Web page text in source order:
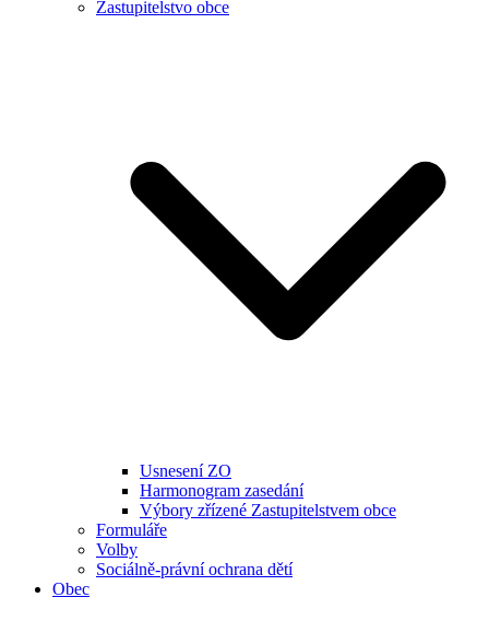
Zastupitelstvo obce
Usnesení ZO
Harmonogram zasedání
Výbory zřízené Zastupitelstvem obce
Formuláře
Volby
Sociálně-právní ochrana dětí
Obec